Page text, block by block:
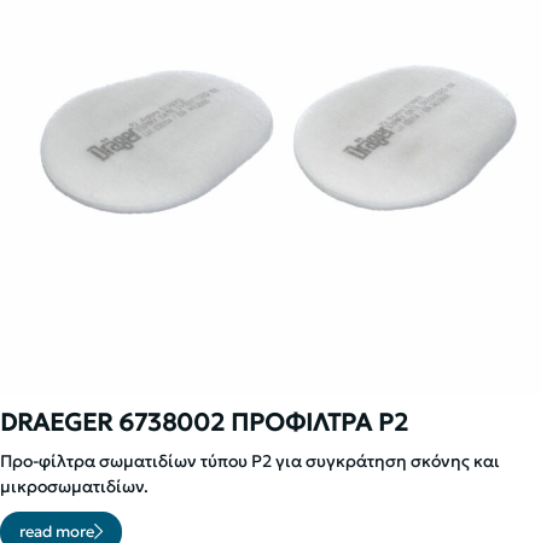
DRAEGER 6738002 ΠΡΟΦΙΛΤΡΑ P2
Προ-φίλτρα σωματιδίων τύπου P2 για συγκράτηση σκόνης και
μικροσωματιδίων.
read more